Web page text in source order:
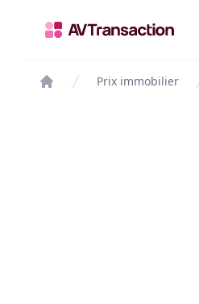
Prix immobilier